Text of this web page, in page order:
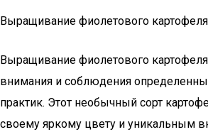
Выращивание фиолетового картофеля
Выращивание фиолетового картофеля
внимания и соблюдения
практик. Этот необычный сорт
своему яркому цвету и уникальным